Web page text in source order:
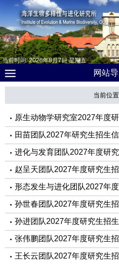
网站
当前时间:2026年8月7日星期五
当前位置
原生动物学研究室2027年度
田苗团队2027年研究生招生
进化与发育团队2027年度研
赵呈天团队2027年度研究生
形态发生与进化团队2027年
孙世春团队2027年度研究生
孙进团队2027年度研究生招
张伟鹏团队2027年度研究生
王长云团队2027年度研究生